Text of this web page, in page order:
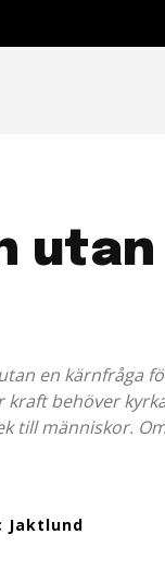
utan
en kärnfråga
behöver
till människor.
Jaktlund